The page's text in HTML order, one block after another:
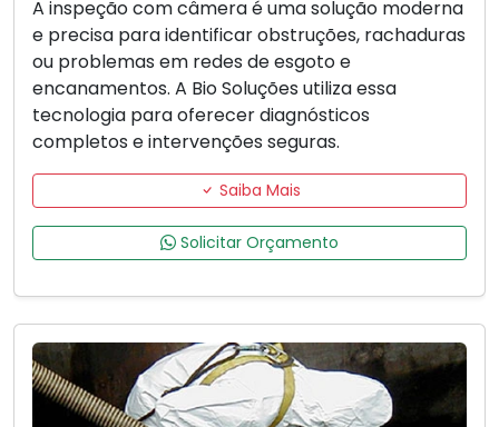
A inspeção com câmera é uma solução moderna
e precisa para identificar obstruções, rachaduras
ou problemas em redes de esgoto e
encanamentos. A Bio Soluções utiliza essa
tecnologia para oferecer diagnósticos
completos e intervenções seguras.
Saiba Mais
Solicitar Orçamento